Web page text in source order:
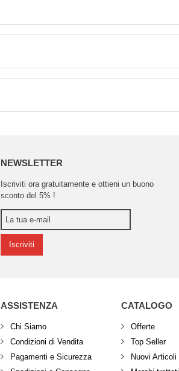
NEWSLETTER
Iscriviti ora gratuitamente e ottieni un buono
sconto del 5% !
Iscriviti
ASSISTENZA
Chi Siamo
Condizioni di Vendita
Pagamenti e Sicurezza
CATALOGO
Offerte
Top Seller
Nuovi Articoli